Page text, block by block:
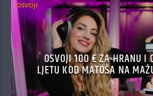
OSVOJI
OSVOJI 100 € ZA HRANU I
LJETU KOD MATOŠA NA